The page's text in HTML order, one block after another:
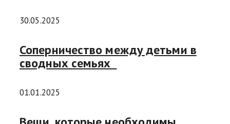
30.05.2025
Соперничество между детьми в
сводных семьях
01.01.2025